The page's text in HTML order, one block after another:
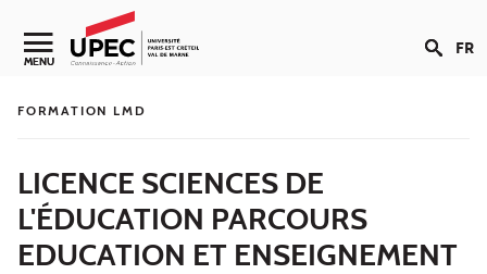
Aller au contenu
Navigation secondaire
MENU FR
FORMATION LMD
LICENCE SCIENCES DE
L'ÉDUCATION PARCOURS
EDUCATION ET ENSEIGNEMENT